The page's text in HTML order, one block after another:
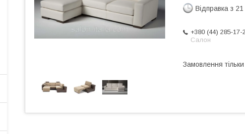
Відправка з
+380 (44) 285-17-
Салон
Замовлення